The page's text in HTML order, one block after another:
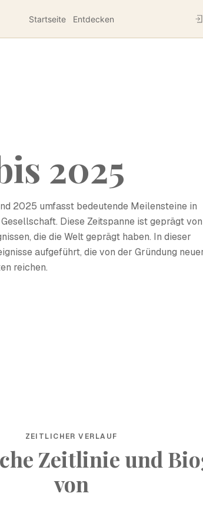
Startseite Entdecken
2025
2025 umfasst bedeutende Meilensteine in
Diese Zeitspanne ist geprägt von
die die Welt geprägt haben. In dieser
aufgeführt, die von der Gründung
reichen.
ZEITLICHER VERLAUF
Zeitlinie und
von